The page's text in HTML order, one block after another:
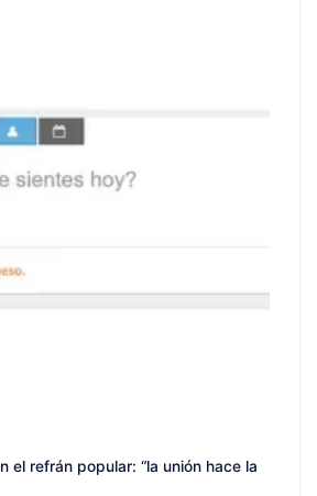
el refrán popular: “la unión hace la